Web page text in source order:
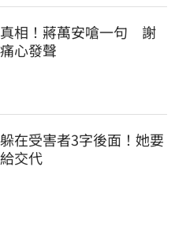
相！蔣萬安嗆一句　謝
心發聲
在受害者3字後面！她要
交代